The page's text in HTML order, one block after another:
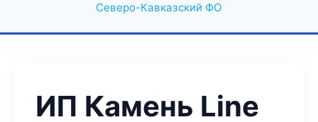
Северо-Кавказский ФО
ИП Камень Line